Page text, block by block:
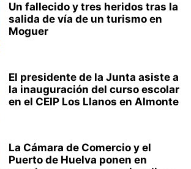
Un fallecido y tres heridos tras la
salida de vía de un turismo en
Moguer
El presidente de la Junta asiste a
la inauguración del curso escolar
en el CEIP Los Llanos en Almonte
La Cámara de Comercio y el
Puerto de Huelva ponen en